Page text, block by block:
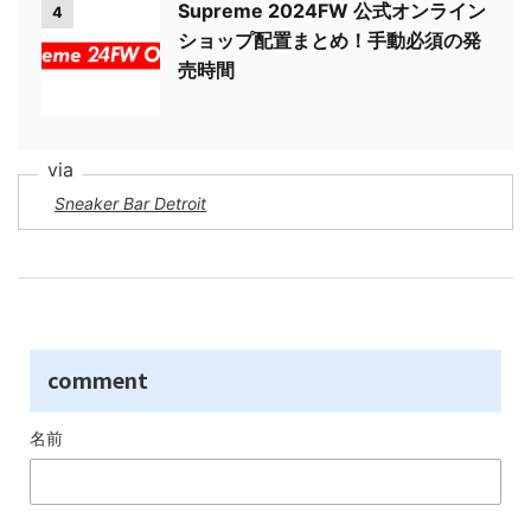
4
Supreme 2024FW 公式オンライン
ショップ配置まとめ！手動必須の発
売時間
Sneaker Bar Detroit
comment
名前